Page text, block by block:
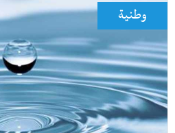
وطنية